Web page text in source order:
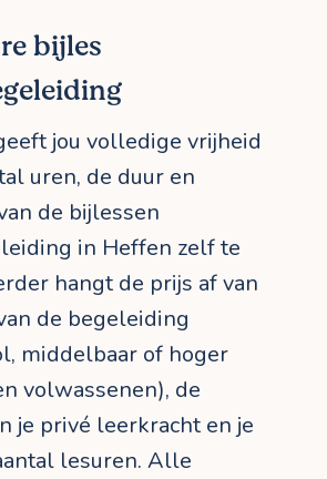
bijles
jou volledige vrijheid
uren, de duur en
de bijlessen
in Heffen zelf te
hangt de prijs af van
de begeleiding
middelbaar of hoger
volwassenen), de
je privé leerkracht en je
lesuren. Alle